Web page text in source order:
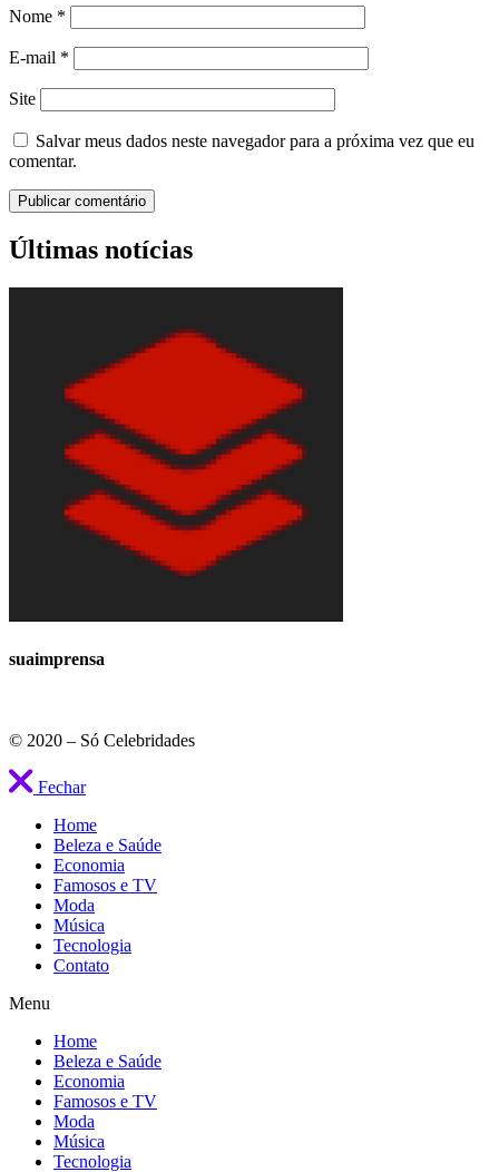
Nome *
E-mail *
Site
Salvar meus dados neste navegador para a próxima vez que eu
comentar.
Últimas notícias
suaimprensa
© 2020 – Só Celebridades
Fechar
Home
Beleza e Saúde
Economia
Famosos e TV
Moda
Música
Tecnologia
Contato
Menu
Home
Beleza e Saúde
Economia
Famosos e TV
Moda
Música
Tecnologia